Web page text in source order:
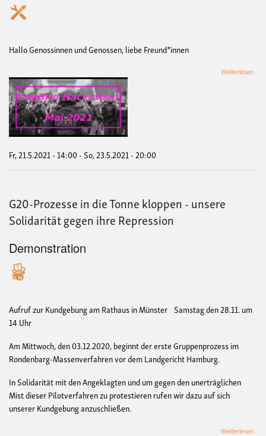
Hallo Genossinnen und Genossen, liebe Freund*innen
Weiterlesen
Fr, 21.5.2021 - 14:00-So, 23.5.2021 - 20:00
G20-Prozesse in die Tonne kloppen - unsere
Solidarität gegen ihre Repression
Demonstration
Aufruf zur Kundgebung am Rathaus in Münster Samstag den 28.11. um
14 Uhr
Am Mittwoch, den 03.12.2020, beginnt der erste Gruppenprozess im
Rondenbarg-Massenverfahren vor dem Landgericht Hamburg.
In Solidarität mit den Angeklagten und um gegen den unerträglichen
Mist dieser Pilotverfahren zu protestieren rufen wir dazu auf sich
unserer Kundgebung anzuschließen.
Weiterlesen